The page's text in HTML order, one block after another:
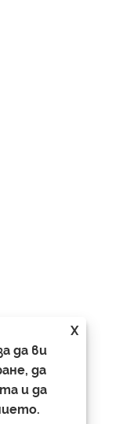
X
да ви
да
и да